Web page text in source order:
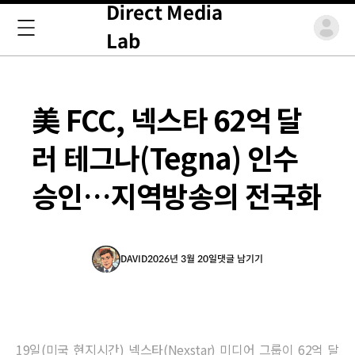
Direct Media
Lab
美 FCC, 넥스타 62억 달
러 테그나(Tegna) 인수
승인…지역방송의 전국화
DAVID2026년 3월 20일댓글 남기기
19일(미국 현지시간) 넥스타(Nexstar) 미디어 그룹이 62억 달